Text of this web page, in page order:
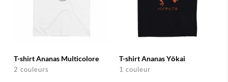
T-shirt Ananas Multicolore
2 couleurs
T-shirt Ananas Yōkai
1 couleur